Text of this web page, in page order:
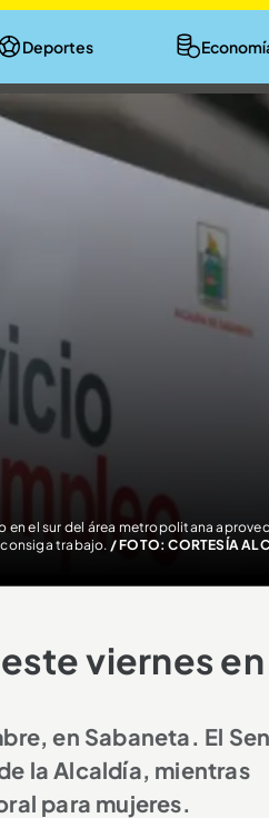
Deportes
en el sur del área metropolitana
trabajo. / FOTO: CORTESÍA
viernes en
en Sabaneta. El
la Alcaldía, mientras
para mujeres.